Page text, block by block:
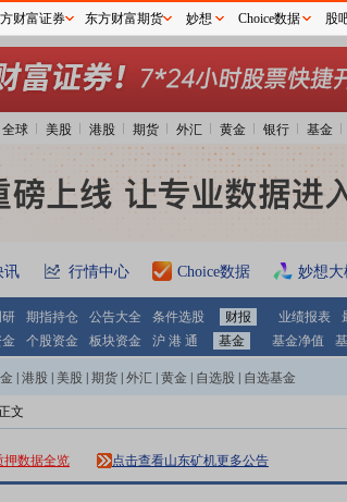
全球 美股 港股 期货 外汇 黄金 银行 基金
讯 行情中心 Choice数据 妙想大
期指持仓 公告大全 条件选股 财报 业绩报表
个股资金 板块资金 沪 港 通 基金 基金净值
港股 美股 期货 外汇 黄金 自选股 自选基金
文
押数据全览 点击查看山东矿机更多公告
财富证券 东方财富期货 妙想 Choice数据 股